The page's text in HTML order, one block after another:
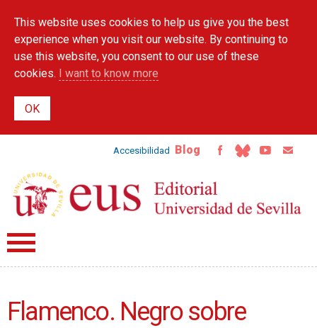
main
content
This website uses cookies to help us give you the best
experience when you visit our website. By continuing to
use this website, you consent to our use of these
cookies. I want to know more
Accesibilidad Blog
Flamenco. Negro sobre